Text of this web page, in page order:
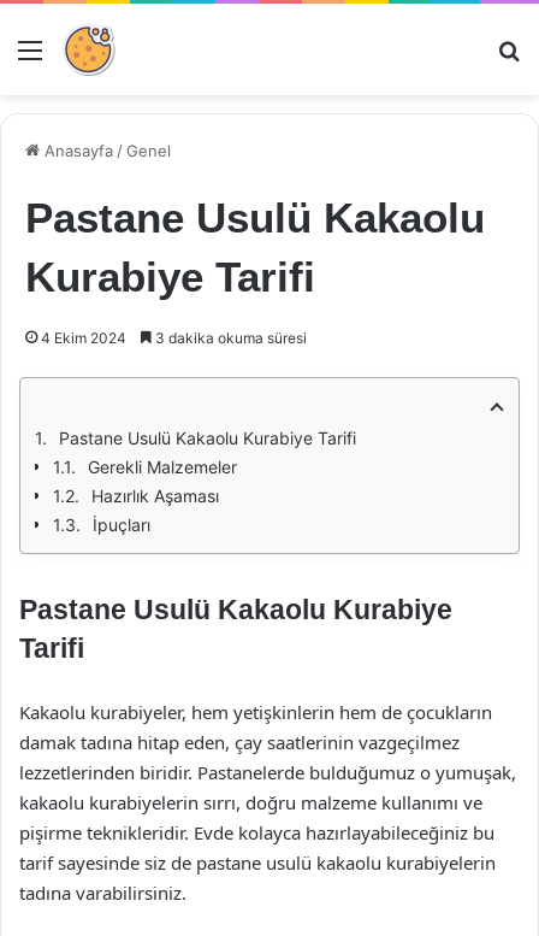
Menü
Anasayfa /Genel
Pastane Usulü Kakaolu
Kurabiye Tarifi
4 Ekim 2024 3 dakika okuma süresi
Pastane Usulü Kakaolu Kurabiye Tarifi
Gerekli Malzemeler
Hazırlık Aşaması
İpuçları
Pastane Usulü Kakaolu Kurabiye
Tarifi
Kakaolu kurabiyeler, hem yetişkinlerin hem de çocukların
damak tadına hitap eden, çay saatlerinin vazgeçilmez
lezzetlerinden biridir. Pastanelerde bulduğumuz o yumuşak,
kakaolu kurabiyelerin sırrı, doğru malzeme kullanımı ve
pişirme teknikleridir. Evde kolayca hazırlayabileceğiniz bu
tarif sayesinde siz de pastane usulü kakaolu kurabiyelerin
tadına varabilirsiniz.